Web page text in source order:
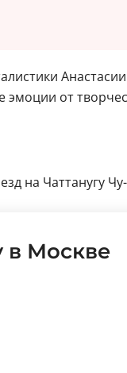
эмоции от
на Чаттанугу
Москве